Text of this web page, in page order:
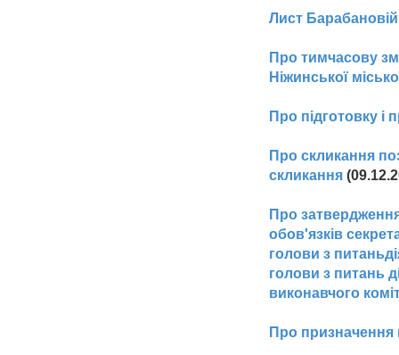
Лист
Про тимчасову
Ніжинської
Про підготовку і
Про скликання
скликання
Про
обов'язків
голови з
голови з питань
виконавчого
Про